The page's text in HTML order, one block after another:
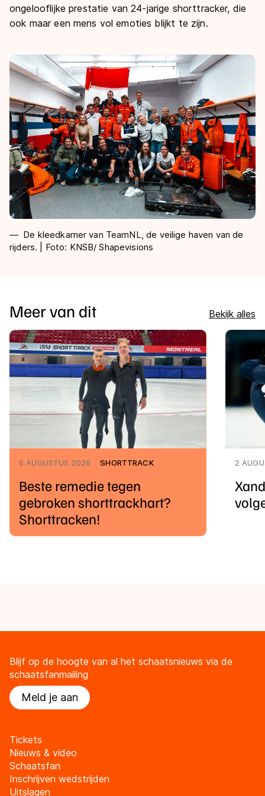
ongelooflijke prestatie van 24-jarige shorttracker, die
ook maar een mens vol emoties blijkt te zijn.
De kleedkamer van TeamNL, de veilige haven van de
rijders. | Foto: KNSB/ Shapevisions
Meer van dit Bekijk alles
6 AUGUSTUS 2026 SHORTTRACK
Beste remedie tegen
gebroken shorttrackhart?
Shorttracken!
2
Blijf op de hoogte van al het schaatsnieuws via de
schaatsfanmailing
Meld je aan
Tickets
Nieuws & video
Schaatsfan
Inschrijven wedstrijden
Uitslagen